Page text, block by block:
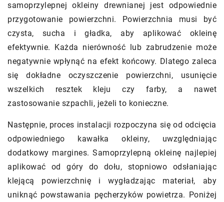
samoprzylepnej okleiny drewnianej jest odpowiednie
przygotowanie powierzchni. Powierzchnia musi być
czysta, sucha i gładka, aby aplikować okleinę
efektywnie. Każda nierówność lub zabrudzenie może
negatywnie wpłynąć na efekt końcowy. Dlatego zaleca
się dokładne oczyszczenie powierzchni, usunięcie
wszelkich resztek kleju czy farby, a nawet
zastosowanie szpachli, jeżeli to konieczne.
Następnie, proces instalacji rozpoczyna się od odcięcia
odpowiedniego kawałka okleiny, uwzględniając
dodatkowy margines. Samoprzylepną okleinę najlepiej
aplikować od góry do dołu, stopniowo odsłaniając
klejącą powierzchnię i wygładzając materiał, aby
uniknąć powstawania pęcherzyków powietrza. Poniżej